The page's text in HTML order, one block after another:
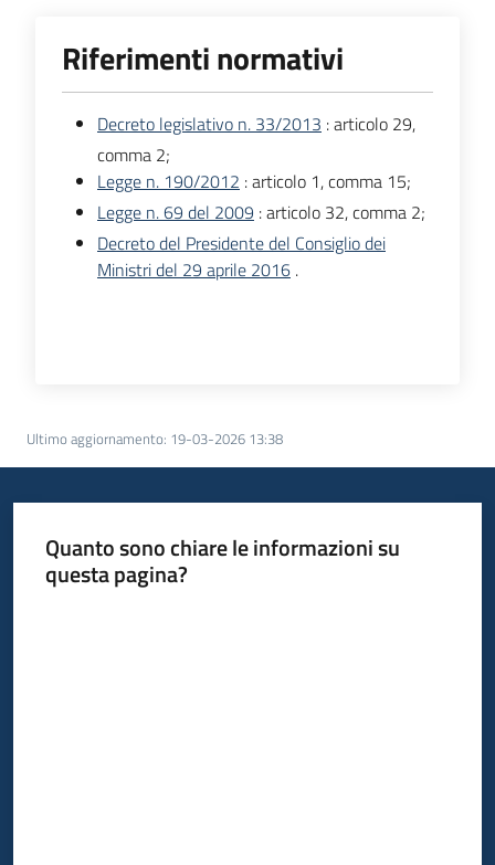
Riferimenti normativi
Decreto legislativo n. 33/2013 : articolo 29,
comma 2;
Legge n. 190/2012 : articolo 1, comma 15;
Legge n. 69 del 2009 : articolo 32, comma 2;
Decreto del Presidente del Consiglio dei
Ministri del 29 aprile 2016 .
Ultimo aggiornamento: 19-03-2026 13:38
Quanto sono chiare le informazioni su
questa pagina?